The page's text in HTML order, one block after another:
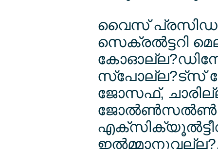
വൈസ്
സെക്രല്‍ട്ടറി
സ്പോല്ല?ട്സ്
ജോസഫ്,
ജോല്‍ണ്‍സല്‍ണ്‍